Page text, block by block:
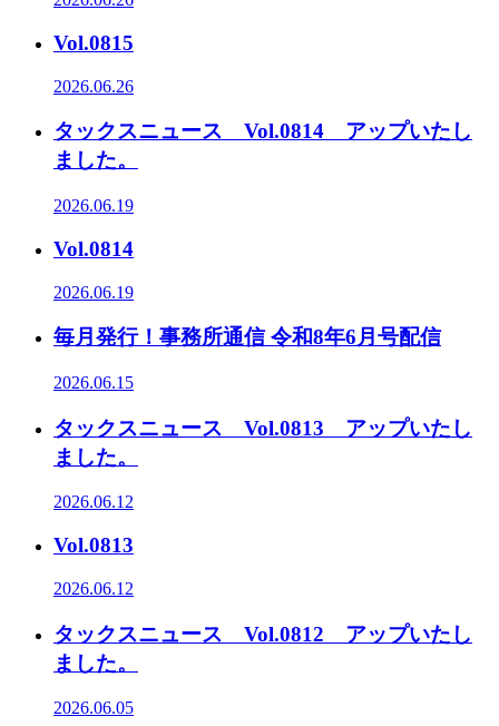
Vol.0815
2026.06.26
タックスニュース Vol.0814 アップいたし
ました。
2026.06.19
Vol.0814
2026.06.19
毎月発行！事務所通信 令和8年6月号配信
2026.06.15
タックスニュース Vol.0813 アップいたし
ました。
2026.06.12
Vol.0813
2026.06.12
タックスニュース Vol.0812 アップいたし
ました。
2026.06.05